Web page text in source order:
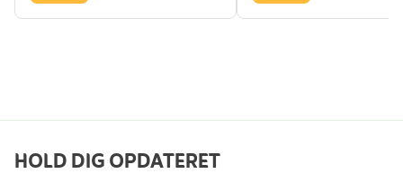
HOLD DIG OPDATERET